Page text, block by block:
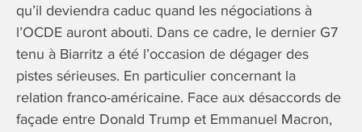
qu’il deviendra caduc quand les négociations à
l’OCDE auront abouti. Dans ce cadre, le dernier G7
tenu à Biarritz a été l’occasion de dégager des
pistes sérieuses. En particulier concernant la
relation franco-américaine. Face aux désaccords de
façade entre Donald Trump et Emmanuel Macron,